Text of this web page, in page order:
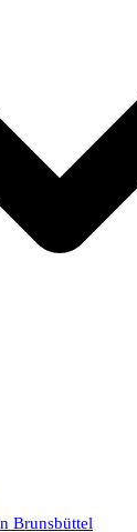
Brunsbüttel